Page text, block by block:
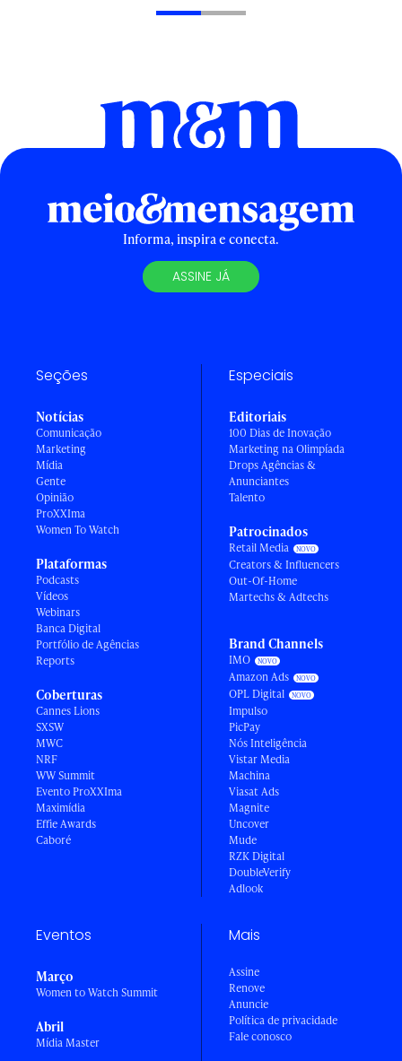
Informa, inspira e conecta.
ASSINE JÁ
Seções
Notícias
Comunicação
Marketing
Mídia
Gente
Opinião
ProXXIma
Women To Watch
Plataformas
Podcasts
Vídeos
Webinars
Banca Digital
Portfólio de Agências
Reports
Coberturas
Cannes Lions
SXSW
MWC
NRF
WW Summit
Evento ProXXIma
Maximídia
Effie Awards
Caboré
Especiais
Editoriais
100 Dias de Inovação
Marketing na Olimpíada
Drops Agências &
Anunciantes
Talento
Patrocinados
Retail Media
Creators & Influencers
Out-Of-Home
Martechs & Adtechs
Brand Channels
IMO
Amazon Ads
OPL Digital
Impulso
PicPay
Nós Inteligência
Vistar Media
Machina
Viasat Ads
Magnite
Uncover
Mude
RZK Digital
DoubleVerify
Adlook
Eventos
Março
Women to Watch Summit
Abril
Mídia Master
Mais
Assine
Renove
Anuncie
Política de privacidade
Fale conosco